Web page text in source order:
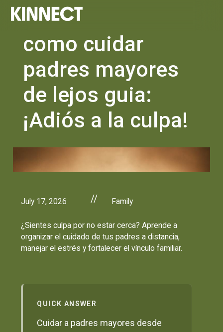
como cuidar
padres mayores
de lejos guia:
¡Adiós a la culpa!
July 17, 2026 // Family
¿Sientes culpa por no estar cerca? Aprende a
organizar el cuidado de tus padres a distancia,
manejar el estrés y fortalecer el vínculo familiar.
QUICK ANSWER
Cuidar a padres mayores desde